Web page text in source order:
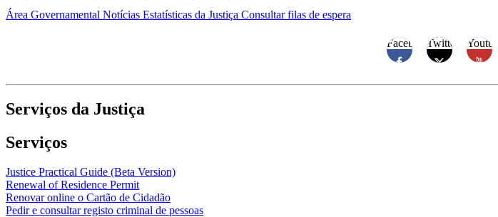
Área Governamental Notícias Estatísticas da Justiça Consultar filas de espera
FacebookTwitter Youtube
Serviços da Justiça
Serviços
Justice Practical Guide (Beta Version)
Renewal of Residence Permit
Renovar online o Cartão de Cidadão
Pedir e consultar registo criminal de pessoas